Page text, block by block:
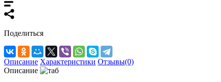
Поделиться
Описание Характеристики Отзывы(0)
Описание